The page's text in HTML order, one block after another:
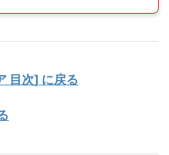
目次] に戻る